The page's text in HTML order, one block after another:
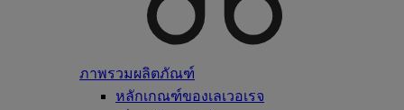
ภาพรวมผลิตภัณฑ์
หลักเกณฑ์ของเลเวอเรจ